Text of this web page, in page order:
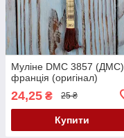
Муліне DMC 3857 (ДМС)
франція (оригінал)
24,25 ₴ 25 ₴
Купити